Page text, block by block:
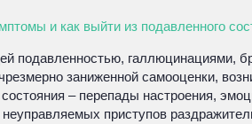
и как выйти из подавленного
подавленностью, галлюцинациями,
заниженной самооценки,
– перепады настроения,
приступов